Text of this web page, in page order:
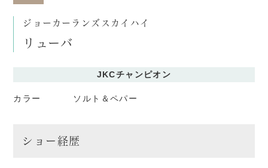
ジョーカーランズスカイハイ
リューバ
JKCチャンピオン
カラー ソルト＆ペパー
ショー経歴